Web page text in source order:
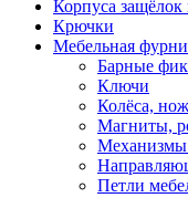
Корпуса
Крючки
Мебельная
Барные
Ключи
Колёса,
Магниты,
Механизмы
Петли